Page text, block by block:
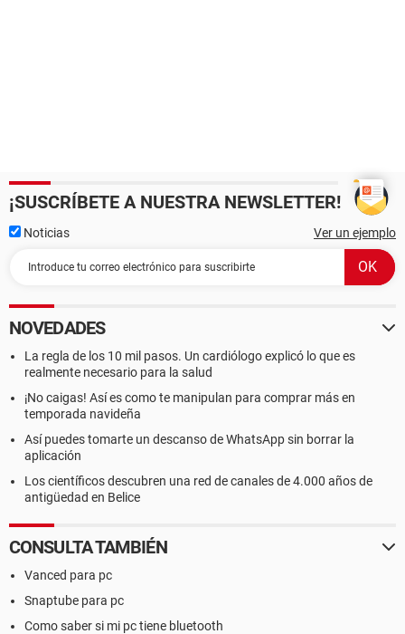
¡SUSCRÍBETE A NUESTRA NEWSLETTER!
Noticias Ver un ejemplo
NOVEDADES
La regla de los 10 mil pasos. Un cardiólogo explicó lo que es
realmente necesario para la salud
¡No caigas! Así es como te manipulan para comprar más en
temporada navideña
Así puedes tomarte un descanso de WhatsApp sin borrar la
aplicación
Los científicos descubren una red de canales de 4.000 años de
antigüedad en Belice
CONSULTA TAMBIÉN
Vanced para pc
Snaptube para pc
Como saber si mi pc tiene bluetooth